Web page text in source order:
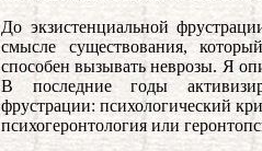
До экзистенциальной
смысле существования,
способен вызывать неврозы. Я
В последние годы
фрустрации: психологический
психогеронтология или